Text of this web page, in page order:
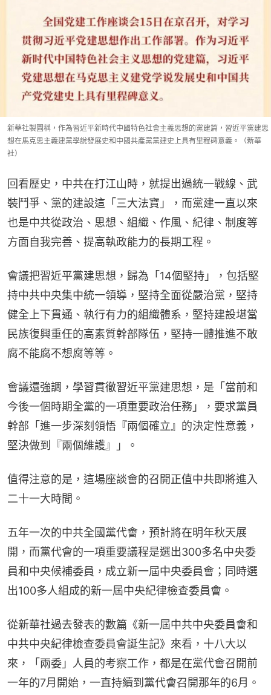
新華社製圖稱，作為習近平新時代中國特色社會主義思想的黨建篇，習近平黨建思
想在馬克思主義建黨學說發展史和中國共產黨黨建史上具有里程碑意義。（新華
社）
回看歷史，中共在打江山時，就提出過統一戰線、武
裝鬥爭、黨的建設這「三大法寶」，而黨建一直以來
也是中共從政治、思想、組織、作風、紀律、制度等
方面自我完善、提高執政能力的長期工程。
會議把習近平黨建思想，歸為「14個堅持」，包括堅
持中共中央集中統一領導，堅持全面從嚴治黨，堅持
健全上下貫通、執行有力的組織體系，堅持建設堪當
民族復興重任的高素質幹部隊伍，堅持一體推進不敢
腐不能腐不想腐等等。
會議還強調，學習貫徹習近平黨建思想，是「當前和
今後一個時期全黨的一項重要政治任務」，要求黨員
幹部「進一步深刻領悟『兩個確立』的決定性意義，
堅決做到『兩個維護』」。
值得注意的是，這場座談會的召開正值中共即將進入
二十一大時間。
五年一次的中共全國黨代會，預計將在明年秋天展
開，而黨代會的一項重要議程是選出300多名中央委
員和中央候補委員，成立新一屆中央委員會；同時選
出100多人組成的新一屆中央紀律檢查委員會。
從新華社過去發表的數篇《新一屆中共中央委員會和
中共中央紀律檢查委員會誕生記》來看，十八大以
來，「兩委」人員的考察工作，都是在黨代會召開前
一年的7月開始，一直持續到黨代會召開那年的6月。